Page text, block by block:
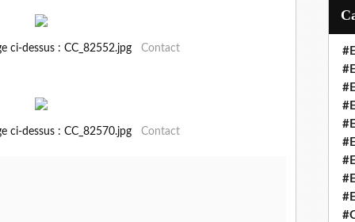
ci-dessus : CC_82552.jpg Contact
ci-dessus : CC_82570.jpg Contact